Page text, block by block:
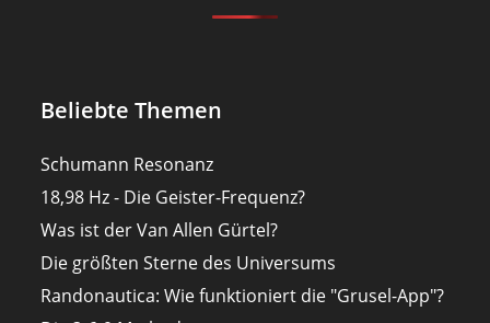
Beliebte Themen
Schumann Resonanz
18,98 Hz - Die Geister-Frequenz?
Was ist der Van Allen Gürtel?
Die größten Sterne des Universums
Randonautica: Wie funktioniert die "Grusel-App"?